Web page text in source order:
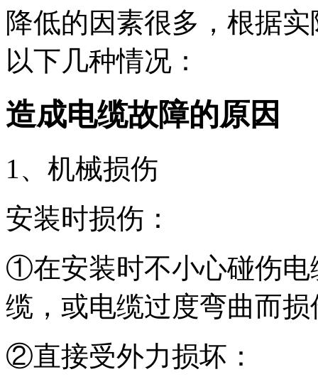
降低的因素很多，根据
以下几种情况：
造成电缆故障的原因
1、机械损伤
安装时损伤：
①在安装时不小心碰伤电
缆，或电缆过度弯曲而损
②直接受外力损坏：